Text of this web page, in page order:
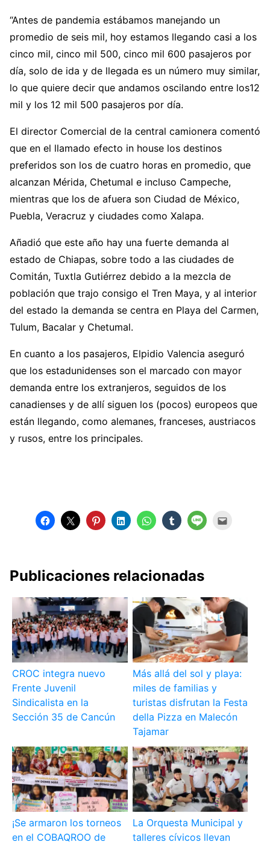
“Antes de pandemia estábamos manejando un
promedio de seis mil, hoy estamos llegando casi a los
cinco mil, cinco mil 500, cinco mil 600 pasajeros por
día, solo de ida y de llegada es un número muy similar,
lo que quiere decir que andamos oscilando entre los12
mil y los 12 mil 500 pasajeros por día.
El director Comercial de la central camionera comentó
que en el llamado efecto in house los destinos
preferidos son los de cuatro horas en promedio, que
alcanzan Mérida, Chetumal e incluso Campeche,
mientras que los de afuera son Ciudad de México,
Puebla, Veracruz y ciudades como Xalapa.
Añadió que este año hay una fuerte demanda al
estado de Chiapas, sobre todo a las ciudades de
Comitán, Tuxtla Gutiérrez debido a la mezcla de
población que trajo consigo el Tren Maya, y al interior
del estado la demanda se centra en Playa del Carmen,
Tulum, Bacalar y Chetumal.
En cuanto a los pasajeros, Elpidio Valencia aseguró
que los estadunidenses son el marcado con mayor
demanda entre los extranjeros, seguidos de los
canadienses y de allí siguen los (pocos) europeos que
están llegando, como alemanes, franceses, austriacos
y rusos, entre los principales.
Publicaciones relacionadas
CROC integra nuevo
Frente Juvenil
Sindicalista en la
Sección 35 de Cancún
Más allá del sol y playa:
miles de familias y
turistas disfrutan la Festa
della Pizza en Malecón
Tajamar
¡Se armaron los torneos
en el COBAQROO de
La Orquesta Municipal y
talleres cívicos llevan